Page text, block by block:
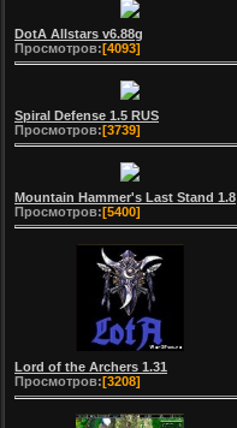
DotA Allstars v6.88g
Просмотров:[4093]
Spiral Defense 1.5 RUS
Просмотров:[3739]
Mountain Hammer's Last Stand 1.8
Просмотров:[5400]
Lord of the Archers 1.31
Просмотров: [3208]